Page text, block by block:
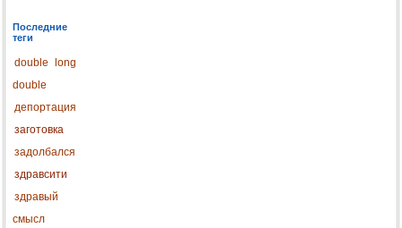
Последние
теги
double
long
double
депортация
заготовка
задолбался
здравсити
здравый
смысл